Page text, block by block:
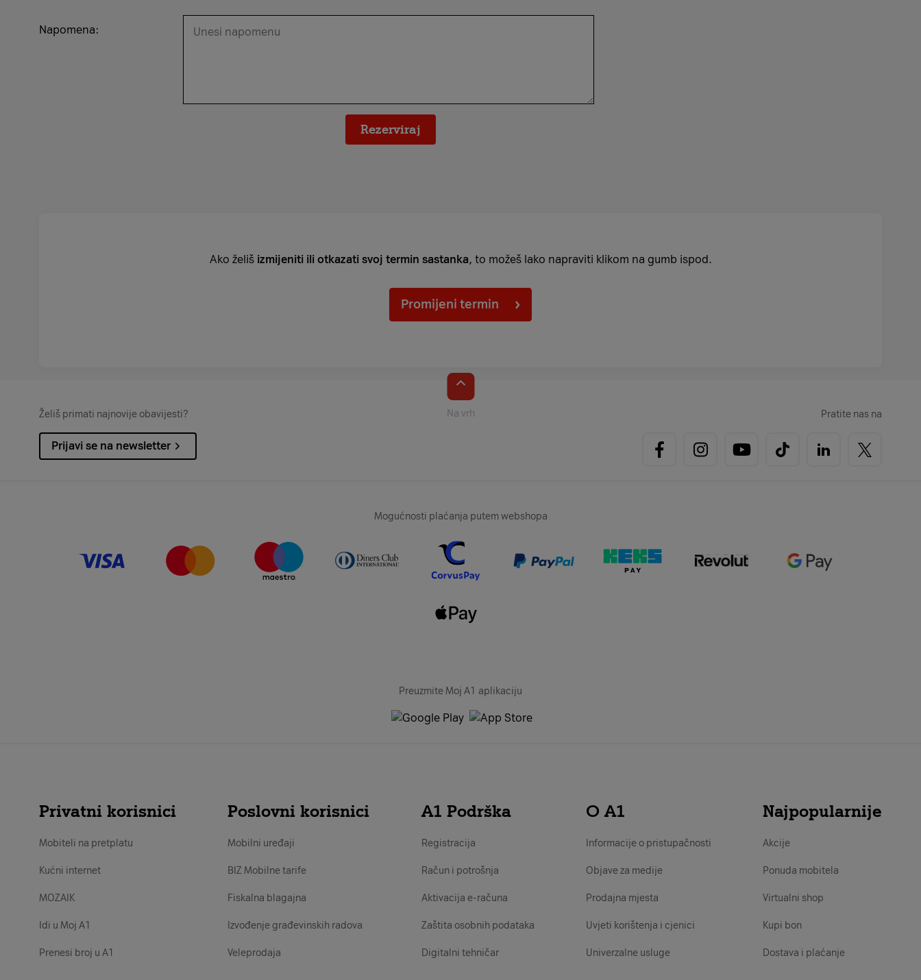
Napomena:
Rezerviraj
Ako želiš izmijeniti ili otkazati svoj termin sastanka, to možeš lako napraviti klikom na gumb ispod.
Promijeni termin
Na vrh
Želiš primati najnovije obavijesti?
Prijavi se na newsletter
Pratite nas na
Mogućnosti plaćanja putem webshopa
Preuzmite Moj A1 aplikaciju
Privatni korisnici
Mobiteli na pretplatu
Kućni internet
MOZAIK
Idi u Moj A1
Prenesi broj u A1
Poslovni korisnici
Mobilni uređaji
BIZ Mobilne tarife
Fiskalna blagajna
Izvođenje građevinskih radova
Veleprodaja
A1 Podrška
Registracija
Račun i potrošnja
Aktivacija e-računa
Zaštita osobnih podataka
Digitalni tehničar
O A1
Informacije o pristupačnosti
Objave za medije
Prodajna mjesta
Uvjeti korištenja i cjenici
Univerzalne usluge
Najpopularnije
Akcije
Ponuda mobitela
Virtualni shop
Kupi bon
Dostava i plaćanje